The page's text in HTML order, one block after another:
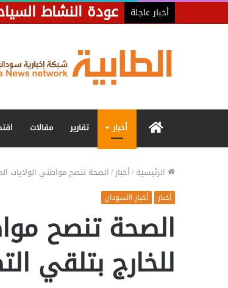
أخبار عاجلة عودة النشاط
الرئيسيةأخبار تقارير مقالات
الرئيسية/أخبار/الصحة تنصح مواطني الولايات
أخبار أخبار االسودان
الصحة تنصح
للخارج بتلقي